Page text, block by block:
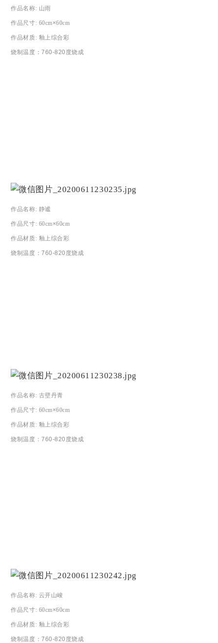
作品名称: 山雨
作品尺寸: 60cm×60cm
作品材质: 釉上综合彩
烧制温度：760-820度烧成
作品名称: 静谧
作品尺寸: 60cm×60cm
作品材质: 釉上综合彩
烧制温度：760-820度烧成
作品名称: 古壁丹青
作品尺寸: 60cm×60cm
作品材质: 釉上综合彩
烧制温度：760-820度烧成
作品名称: 云开山峻
作品尺寸: 60cm×60cm
作品材质: 釉上综合彩
烧制温度：760-820度烧成